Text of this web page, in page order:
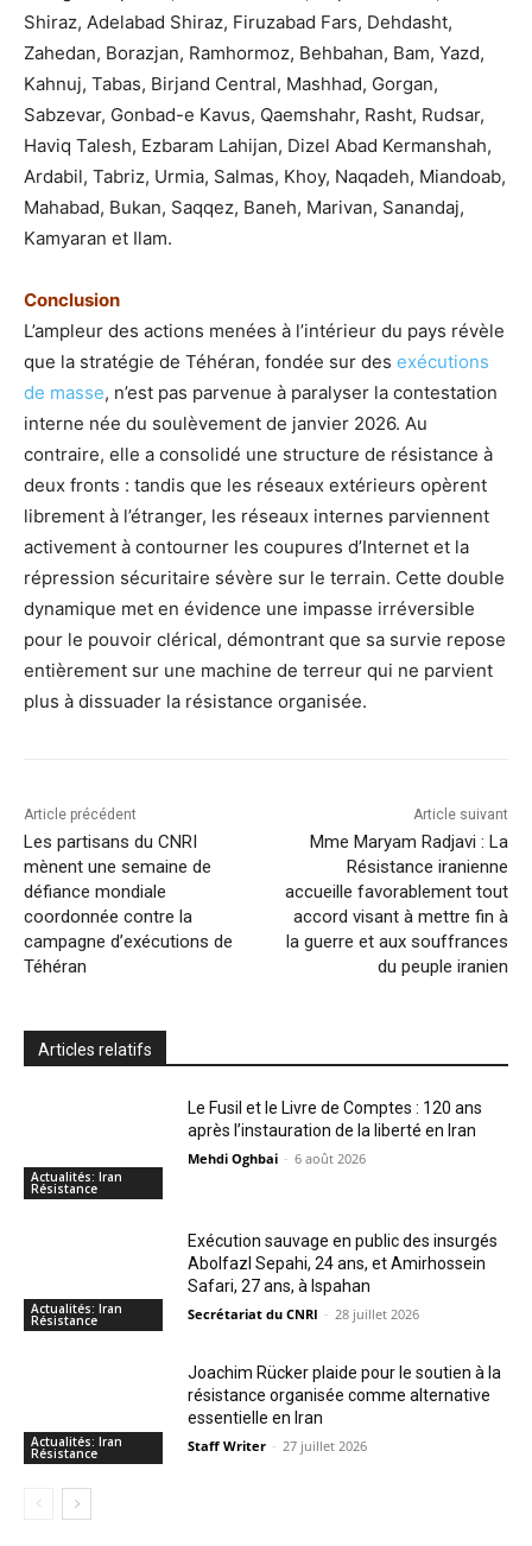
Shiraz, Adelabad Shiraz, Firuzabad Fars, Dehdasht,
Zahedan, Borazjan, Ramhormoz, Behbahan, Bam, Yazd,
Kahnuj, Tabas, Birjand Central, Mashhad, Gorgan,
Sabzevar, Gonbad-e Kavus, Qaemshahr, Rasht, Rudsar,
Haviq Talesh, Ezbaram Lahijan, Dizel Abad Kermanshah,
Ardabil, Tabriz, Urmia, Salmas, Khoy, Naqadeh, Miandoab,
Mahabad, Bukan, Saqqez, Baneh, Marivan, Sanandaj,
Kamyaran et Ilam.
Conclusion
L’ampleur des actions menées à l’intérieur du pays révèle
que la stratégie de Téhéran, fondée sur des exécutions
de masse, n’est pas parvenue à paralyser la contestation
interne née du soulèvement de janvier 2026. Au
contraire, elle a consolidé une structure de résistance à
deux fronts : tandis que les réseaux extérieurs opèrent
librement à l’étranger, les réseaux internes parviennent
activement à contourner les coupures d’Internet et la
répression sécuritaire sévère sur le terrain. Cette double
dynamique met en évidence une impasse irréversible
pour le pouvoir clérical, démontrant que sa survie repose
entièrement sur une machine de terreur qui ne parvient
plus à dissuader la résistance organisée.
Article précédent
Les partisans du CNRI
mènent une semaine de
défiance mondiale
coordonnée contre la
campagne d’exécutions de
Téhéran
Article suivant
Mme Maryam Radjavi : La
Résistance iranienne
accueille favorablement tout
accord visant à mettre fin à
la guerre et aux souffrances
du peuple iranien
Articles relatifs
Actualités: Iran
Résistance
Le Fusil et le Livre de Comptes : 120 ans
après l’instauration de la liberté en Iran
Mehdi Oghbai - 6 août 2026
Actualités: Iran
Résistance
Exécution sauvage en public des insurgés
Abolfazl Sepahi, 24 ans, et Amirhossein
Safari, 27 ans, à Ispahan
Secrétariat du CNRI - 28 juillet 2026
Actualités: Iran
Résistance
Joachim Rücker plaide pour le soutien à la
résistance organisée comme alternative
essentielle en Iran
Staff Writer - 27 juillet 2026